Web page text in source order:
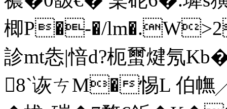
楖P�-�/
診 mt怣|愔d?枙蠒煡
8`诙ㄘM�惕L 伯幠